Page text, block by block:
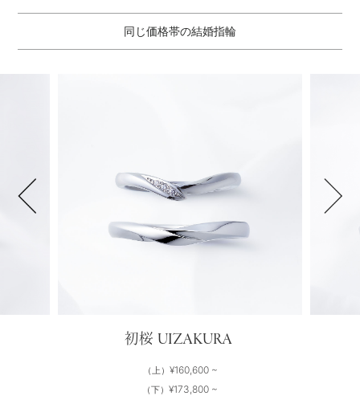
同じ価格帯の結婚指輪
初桜 UIZAKURA
（上） ¥160,600 ~
（下）¥173,800 ~